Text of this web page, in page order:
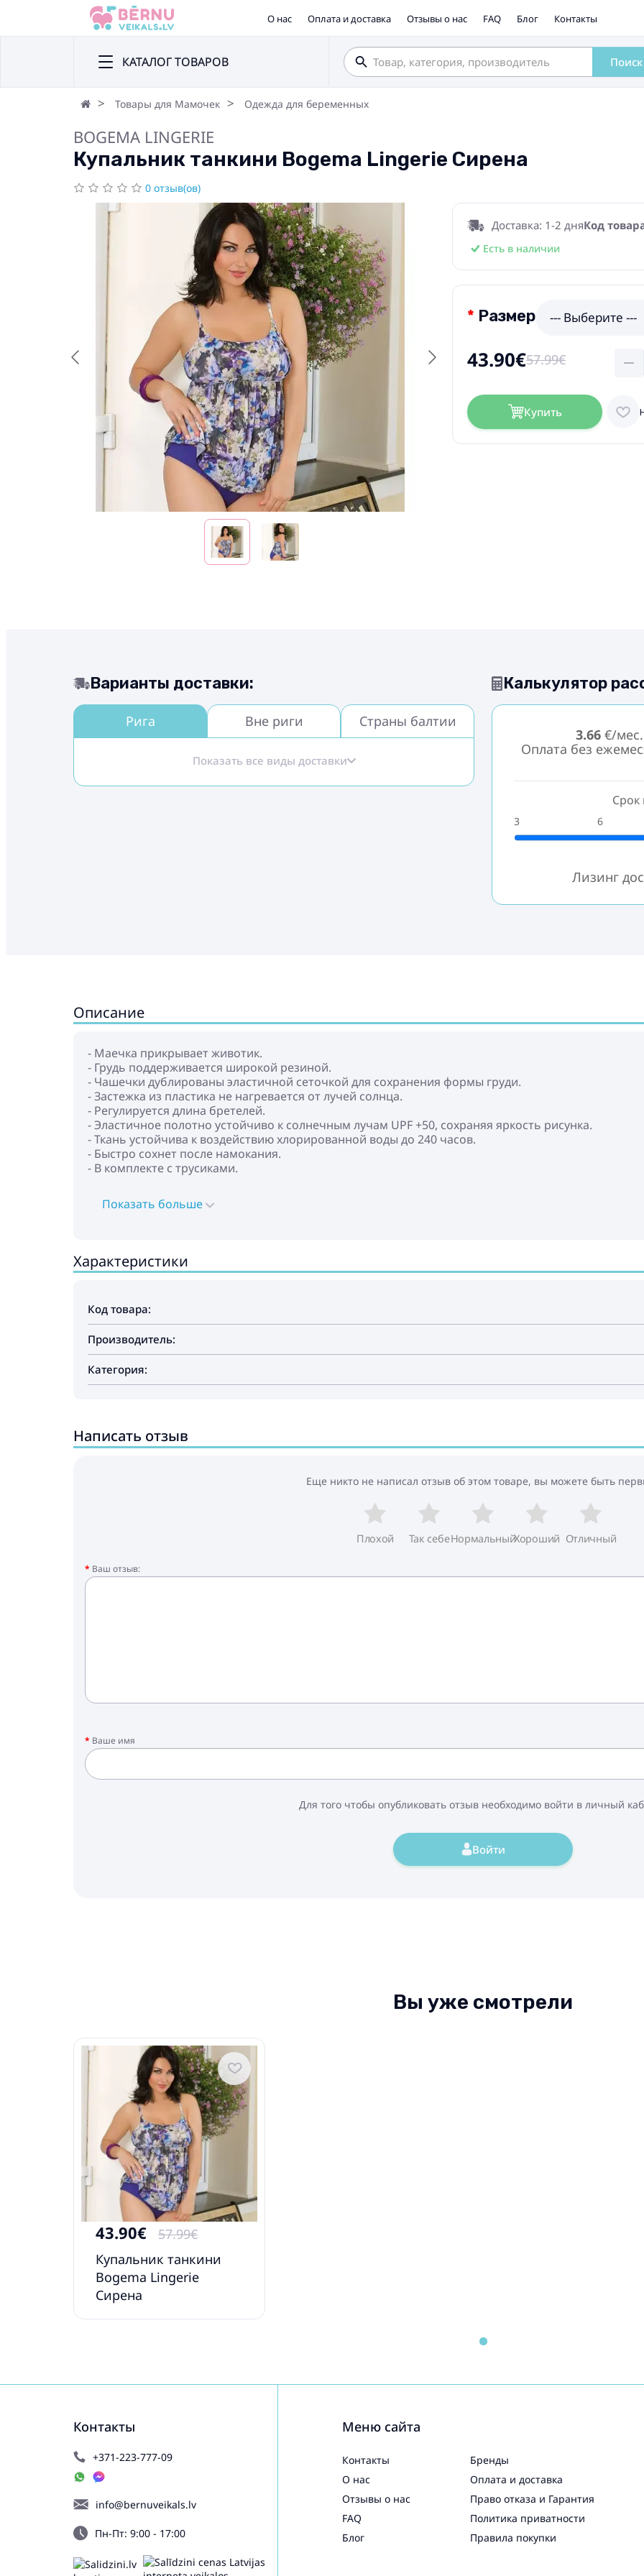
О нас Оплата и доставка Отзывы о нас FAQ Блог Контакты
КАТАЛОГ ТОВАРОВ Поиск
Товары для Мамочек Одежда для беременных
BOGEMA LINGERIE
Купальник танкини Bogema Lingerie Сирена
0 отзыв(ов)
Доставка: 1-2 дняКод
Есть в наличии
Размер --- Выберите ---
43.90€57.99€
Купить
Варианты доставки:
Рига Вне риги Страны балтии
Показать все виды доставки
Калькулятор
3.66€/мес.
Оплата без
Срок
3 6
Лизинг
Описание
- Маечка прикрывает животик.
- Грудь поддерживается широкой резиной.
- Чашечки дублированы эластичной сеточкой для сохранения формы груди.
- Застежка из пластика не нагревается от лучей солнца.
- Регулируется длина бретелей.
- Эластичное полотно устойчиво к солнечным лучам UPF +50, сохраняя яркость рисунка.
- Ткань устойчива к воздействию хлорированной воды до 240 часов.
- Быстро сохнет после намокания.
- В комплекте с трусиками.
Показать больше
Характеристики
Код товара:
Производитель:
Категория:
Написать отзыв
Еще никто не написал отзыв об этом товаре, вы можете быть
Плохой Так себеНормальныйХороший Отличный
Ваш отзыв:
Ваше имя
Для того чтобы опубликовать отзыв необходимо войти в личный
Войти
Вы уже смотрели
43.90€
57.99€
Купальник танкини
Bogema Lingerie
Сирена
Контакты
+371-223-777-09
info@bernuveikals.lv
Пн-Пт: 9:00 - 17:00
Меню сайта
Контакты
О нас
Отзывы о нас
FAQ
Блог
Бренды
Оплата и доставка
Право отказа и Гарантия
Политика приватности
Правила покупки